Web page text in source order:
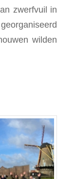
zwerfvuil in
wilden